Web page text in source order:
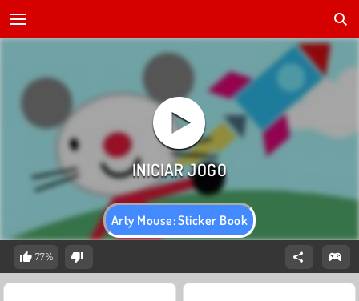
Arty Mouse: Sticker Book
77%